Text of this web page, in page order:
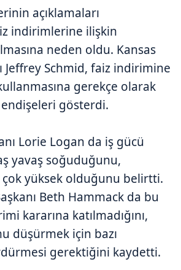
açıklamaları
indirimlerine ilişkin
neden oldu. Kansas
Jeffrey Schmid, faiz indirimine
gerekçe olarak
gösterdi.
Lorie Logan da iş gücü
yavaş soğuduğunu,
yüksek olduğunu belirtti.
Beth Hammack da bu
kararına katılmadığını,
düşürmek için bazı
gerektiğini kaydetti.